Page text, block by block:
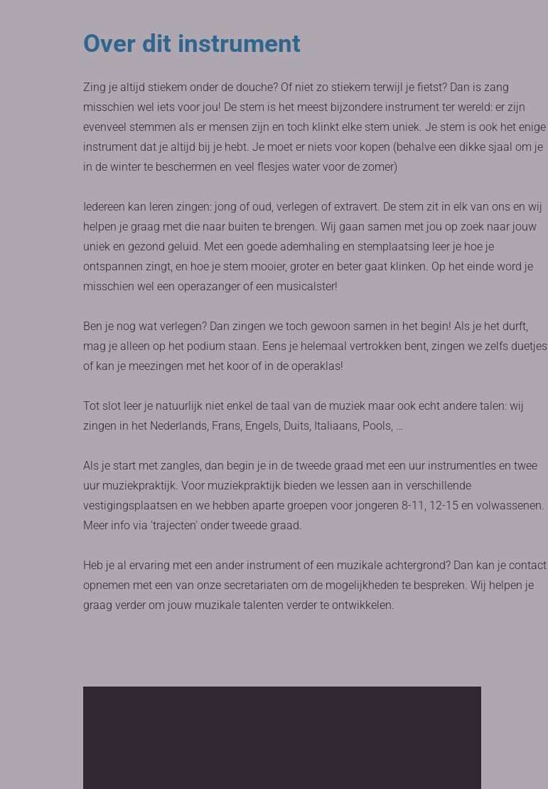
Over dit instrument
Zing je altijd stiekem onder de douche? Of niet zo stiekem terwijl je fietst? Dan is zang
misschien wel iets voor jou! De stem is het meest bijzondere instrument ter wereld: er zijn
evenveel stemmen als er mensen zijn en toch klinkt elke stem uniek. Je stem is ook het enige
instrument dat je altijd bij je hebt. Je moet er niets voor kopen (behalve een dikke sjaal om je
in de winter te beschermen en veel flesjes water voor de zomer)
Iedereen kan leren zingen: jong of oud, verlegen of extravert. De stem zit in elk van ons en wij
helpen je graag met die naar buiten te brengen. Wij gaan samen met jou op zoek naar jouw
uniek en gezond geluid. Met een goede ademhaling en stemplaatsing leer je hoe je
ontspannen zingt, en hoe je stem mooier, groter en beter gaat klinken. Op het einde word je
misschien wel een operazanger of een musicalster!
Ben je nog wat verlegen? Dan zingen we toch gewoon samen in het begin! Als je het durft,
mag je alleen op het podium staan. Eens je helemaal vertrokken bent, zingen we zelfs duetjes
of kan je meezingen met het koor of in de operaklas!
Tot slot leer je natuurlijk niet enkel de taal van de muziek maar ook echt andere talen: wij
zingen in het Nederlands, Frans, Engels, Duits, Italiaans, Pools, …
Als je start met zangles, dan begin je in de tweede graad met een uur instrumentles en twee
uur muziekpraktijk. Voor muziekpraktijk bieden we lessen aan in verschillende
vestigingsplaatsen en we hebben aparte groepen voor jongeren 8-11, 12-15 en volwassenen.
Meer info via 'trajecten' onder tweede graad.
Heb je al ervaring met een ander instrument of een muzikale achtergrond? Dan kan je contact
opnemen met een van onze secretariaten om de mogelijkheden te bespreken. Wij helpen je
graag verder om jouw muzikale talenten verder te ontwikkelen.